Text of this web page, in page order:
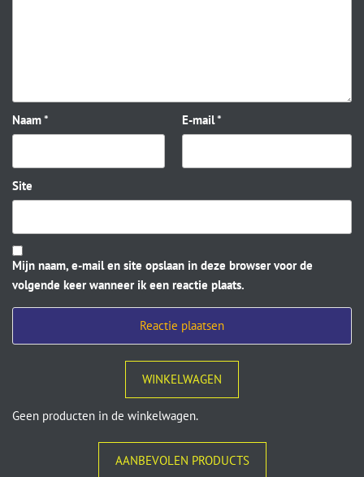
Naam* E-mail*
Site
Mijn naam, e-mail en site opslaan in deze browser voor de
volgende keer wanneer ik een reactie plaats.
WINKELWAGEN
Geen producten in de winkelwagen.
AANBEVOLEN PRODUCTS